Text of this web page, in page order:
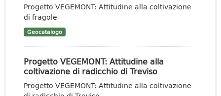
Progetto VEGEMONT: Attitudine alla coltivazione
di fragole
Geocatalogo
Progetto VEGEMONT: Attitudine alla
coltivazione di radicchio di Treviso
Progetto VEGEMONT: Attitudine alla coltivazione